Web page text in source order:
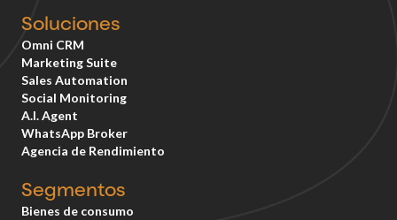
Soluciones
Omni CRM
Marketing Suite
Sales Automation
Social Monitoring
A.I. Agent
WhatsApp Broker
Agencia de Rendimiento
Segmentos
Bienes de consumo